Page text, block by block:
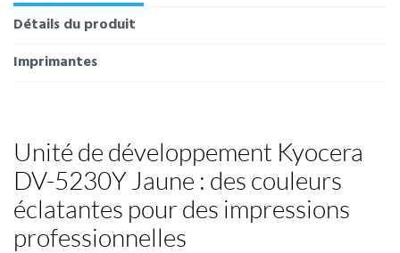
Détails du produit
Imprimantes
Unité de développement Kyocera
DV-5230Y Jaune : des couleurs
éclatantes pour des impressions
professionnelles